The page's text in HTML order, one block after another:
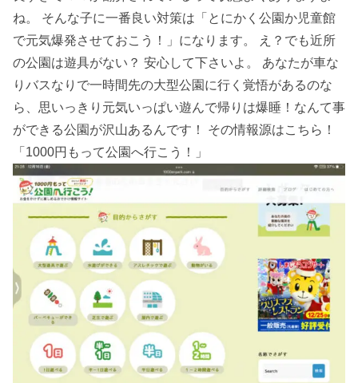
ね。 そんな子に一番良い対策は「とにかく公園か児童館
で元気爆発させておこう！」になります。 え？でも近所
の公園は遊具がない？ 安心して下さいよ。 あなたが車な
りバスなりで一時間先の大型公園に行く覚悟があるのな
ら、思いっきり元気いっぱい遊んで帰りは爆睡！なんて事
ができる公園が沢山あるんです！ その情報源はこちら！
「1000円もって公園へ行こう！」